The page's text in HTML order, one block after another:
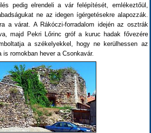
pedig elrendeli a vár felépítését, emlékeztőül,
ne az idegen ígérgetésekre alapozzák.
a várat. A Rákóczi-forradalom idején az osztrák
majd Pekri Lőrinc gróf a kuruc hadak fővezére
a székelyekkel, hogy ne kerülhessen az
is romokban hever a Csonkavár.